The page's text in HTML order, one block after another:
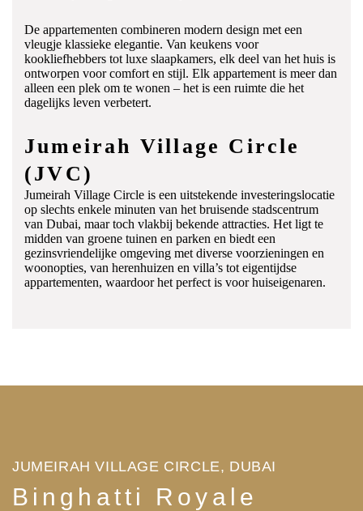
De appartementen combineren modern design met een
vleugje klassieke elegantie. Van keukens voor
kookliefhebbers tot luxe slaapkamers, elk deel van het huis is
ontworpen voor comfort en stijl. Elk appartement is meer dan
alleen een plek om te wonen – het is een ruimte die het
dagelijks leven verbetert.
Jumeirah Village Circle
(JVC)
Jumeirah Village Circle is een uitstekende investeringslocatie
op slechts enkele minuten van het bruisende stadscentrum
van Dubai, maar toch vlakbij bekende attracties. Het ligt te
midden van groene tuinen en parken en biedt een
gezinsvriendelijke omgeving met diverse voorzieningen en
woonopties, van herenhuizen en villa’s tot eigentijdse
appartementen, waardoor het perfect is voor huiseigenaren.
JUMEIRAH VILLAGE CIRCLE, DUBAI
Binghatti Royale